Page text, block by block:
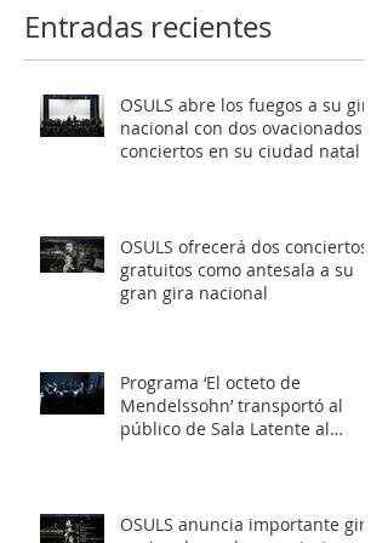
Entradas recientes
OSULS abre los fuegos a su gira
nacional con dos ovacionados
conciertos en su ciudad natal
OSULS ofrecerá dos conciertos
gratuitos como antesala a su
gran gira nacional
Programa ‘El octeto de
Mendelssohn’ transportó al
público de Sala Latente al
OSULS anuncia importante gira